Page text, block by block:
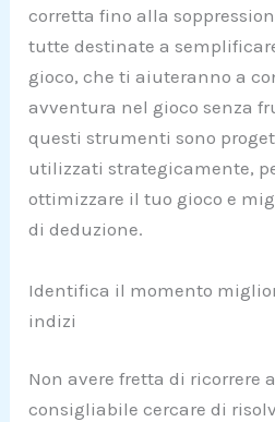
corretta fino alla
tutte destinate a
gioco, che ti aiuteranno a
avventura nel gioco senza
questi strumenti sono
utilizzati strategicamente,
ottimizzare il tuo gioco e
di deduzione.
Identifica il momento
indizi
Non avere fretta di ricorrere
consigliabile cercare di